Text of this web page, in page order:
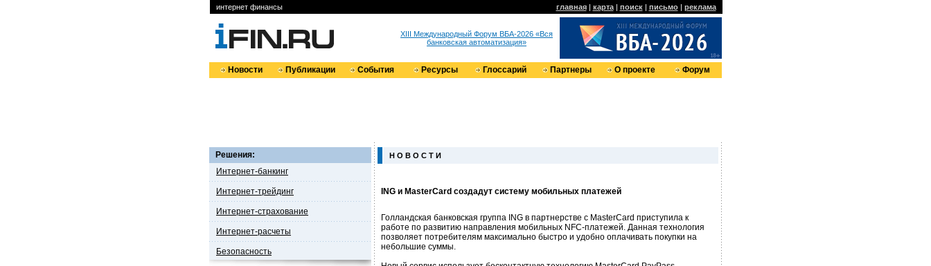
интернет финансы главная| карта| поиск| письмо| реклама
XIII Международный Форум ВБА-2026 «Вся
банковская автоматизация»
Новости Публикации События Ресурсы Глоссарий Партнеры О проекте Форум
Решения:
Интернет-банкинг
Интернет-трейдинг
Интернет-страхование
Интернет-расчеты
Безопасность
Н О В О С Т И
ING и MasterCard создадут систему мобильных платежей
Голландская банковская группа ING в партнерстве с MasterCard приступила к
работе по развитию направления мобильных NFC-платежей. Данная технология
позволяет потребителям максимально быстро и удобно оплачивать покупки на
небольшие суммы.